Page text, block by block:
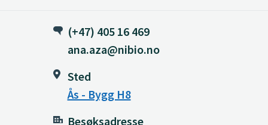
(+47) 405 16 469
ana.aza@nibio.no
Sted
Ås - Bygg H8
Besøksadresse